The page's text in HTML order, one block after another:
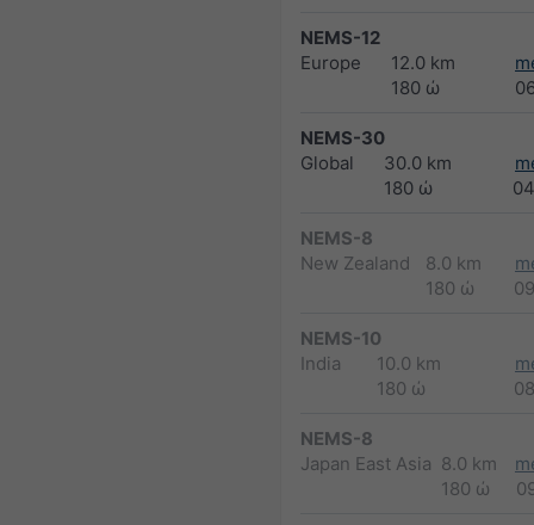
NEMS-12
Europe
12.0 km
180 ώ
NEMS-30
Global
30.0 km
180 ώ
NEMS-8
New Zealand
8.0 km
180 ώ
NEMS-10
India
10.0 km
180 ώ
NEMS-8
Japan East Asia 8.0 km
180 ώ